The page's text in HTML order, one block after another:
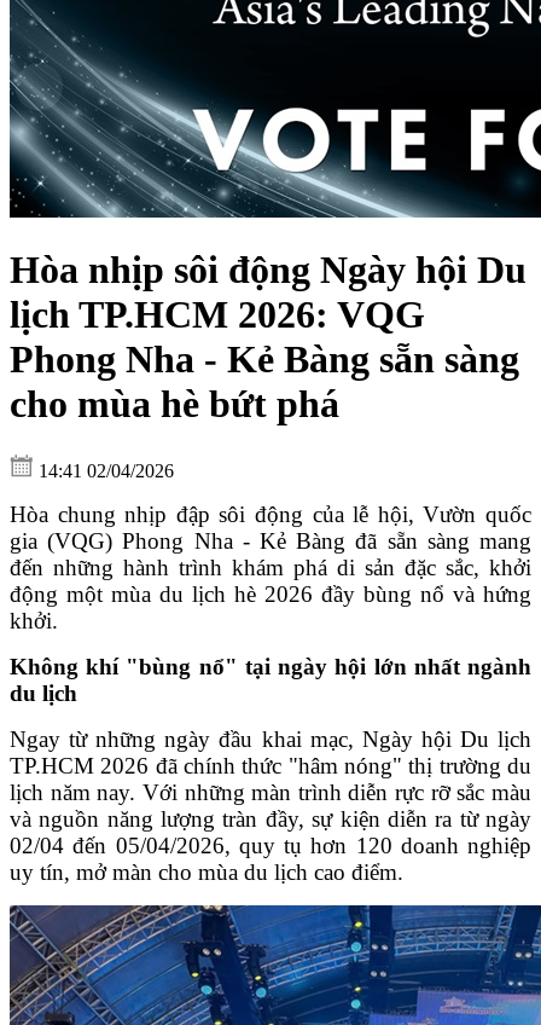
Hòa nhịp sôi động Ngày hội Du
lịch TP.HCM 2026: VQG
Phong Nha - Kẻ Bàng sẵn sàng
cho mùa hè bứt phá
14:41 02/04/2026
Hòa chung nhịp đập sôi động của lễ hội, Vườn quốc
gia (VQG) Phong Nha - Kẻ Bàng đã sẵn sàng mang
đến những hành trình khám phá di sản đặc sắc, khởi
động một mùa du lịch hè 2026 đầy bùng nổ và hứng
khởi.
Không khí "bùng nổ" tại ngày hội lớn nhất ngành
du lịch
Ngay từ những ngày đầu khai mạc, Ngày hội Du lịch
TP.HCM 2026 đã chính thức "hâm nóng" thị trường du
lịch năm nay. Với những màn trình diễn rực rỡ sắc màu
và nguồn năng lượng tràn đầy, sự kiện diễn ra từ ngày
02/04 đến 05/04/2026, quy tụ hơn 120 doanh nghiệp
uy tín, mở màn cho mùa du lịch cao điểm.